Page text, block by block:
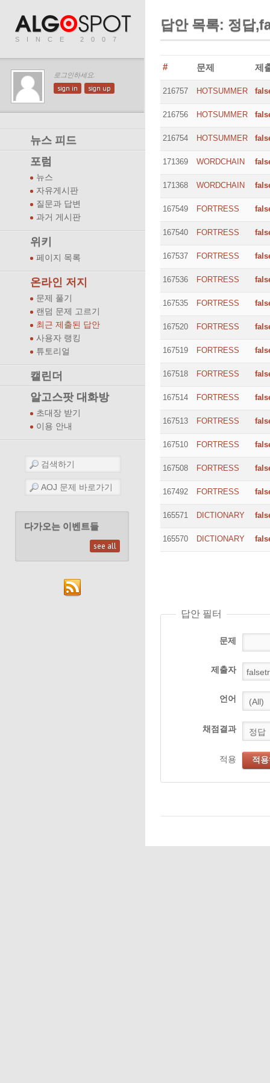
SINCE 2007
로그인하세요.
sign in sign up
뉴스 피드
포럼
뉴스
자유게시판
질문과 답변
과거 게시판
위키
페이지 목록
온라인 저지
문제 풀기
랜덤 문제 고르기
최근 제출된 답안
사용자 랭킹
튜토리얼
캘린더
알고스팟 대화방
초대장 받기
이용 안내
다가오는 이벤트들
see all
답안 목록: 정답
# 문제 제
216757 HOTSUMMER
216756 HOTSUMMER
216754 HOTSUMMER
171369 WORDCHAIN
171368 WORDCHAIN
167549 FORTRESS
167540 FORTRESS
167537 FORTRESS
167536 FORTRESS
167535 FORTRESS
167520 FORTRESS
167519 FORTRESS
167518 FORTRESS
167514 FORTRESS
167513 FORTRESS
167510 FORTRESS
167508 FORTRESS
167492 FORTRESS
165571 DICTIONARY
165570 DICTIONARY
답안 필터
문제
제출자
언어
채점결과
적용 적